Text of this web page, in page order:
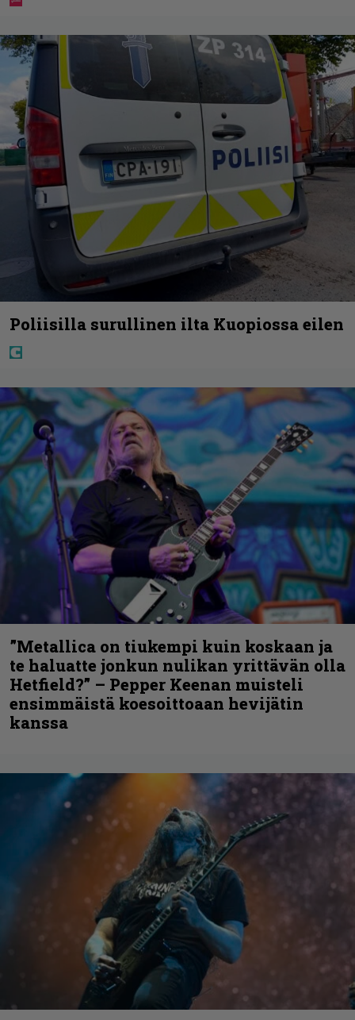
Poliisilla surullinen ilta Kuopiossa eilen
”Metallica on tiukempi kuin koskaan ja
te haluatte jonkun nulikan yrittävän olla
Hetfield?” – Pepper Keenan muisteli
ensimmäistä koesoittoaan hevijätin
kanssa